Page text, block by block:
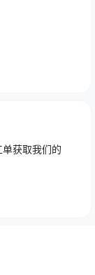
获取我们的